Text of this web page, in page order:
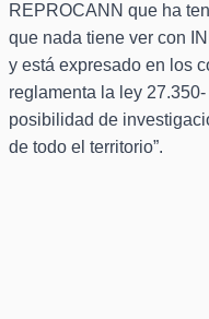
REPROCANN que ha
que nada tiene ver con
y está expresado en los
reglamenta la ley
posibilidad de
de todo el territorio”.